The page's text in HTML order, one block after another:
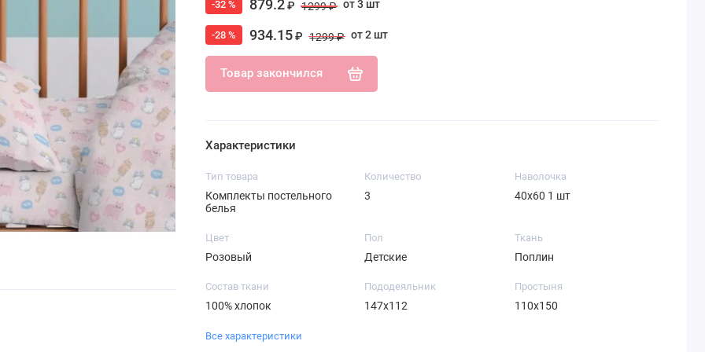
-32 % 879.2₽ 1299 ₽ от 3 шт
-28 % 934.15₽ 1299 ₽ от 2 шт
Товар закончился
Характеристики
Тип товара
Комплекты постельного
белья
Количество
3
Наволочка
40х60 1 шт
Цвет
Розовый
Пол
Детские
Ткань
Поплин
Состав ткани
100% хлопок
Пододеяльник
147х112
Простыня
110х150
Все характеристики